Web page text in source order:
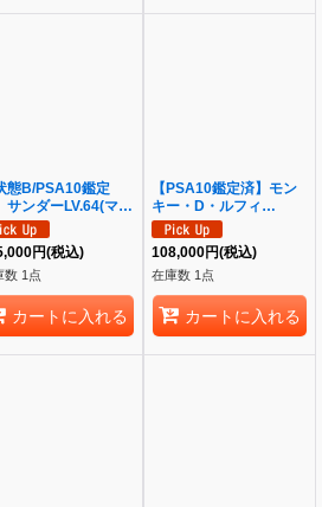
態B/PSA10鑑定
サンダーLV.64(マー
り)《-》{旧裏}[その
円(税込)
数 1点
カートに入れる
【PSA10鑑定済】モン
キー・D・ルフィ
(illust:Midori Matsuda)
《P》{P-001}
108,000円(税込)
在庫数 1点
カートに入れる